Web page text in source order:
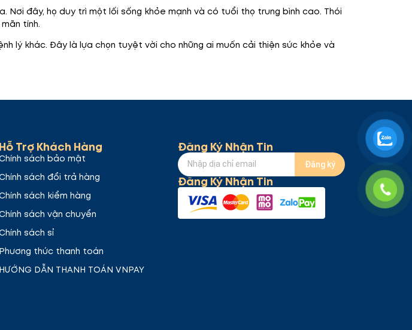
đây, họ duy trì một lối sống khỏe mạnh và có tuổi thọ trung bình cao. Thói
tính.
lý khác. Đây là lựa chọn tuyệt vời cho những ai muốn cải thiện sức khỏe và
Hỗ Trợ Khách Hàng
sách bảo mật
sách đổi trả hàng
sách kiểm hàng
sách vận chuyển
sách sỉ
Phương thức thanh toán
HƯỚNG DẪN THANH TOÁN VNPAY
Đăng Ký Nhận Tin
Đăng ký
Đăng Ký Nhận Tin